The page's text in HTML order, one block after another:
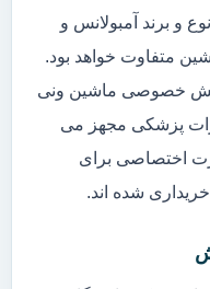
و برند آمبولانس و
متفاوت خواهد بود.
بخش خصوصی ماشین ونی
پزشکی مجهز می
اختصاصی برای
شده اند.